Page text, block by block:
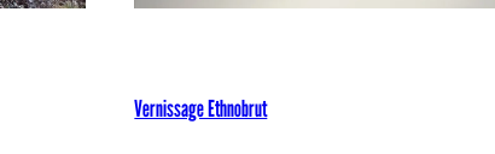
Vernissage Ethnobrut